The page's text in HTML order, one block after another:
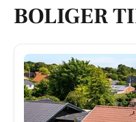
BOLIGER